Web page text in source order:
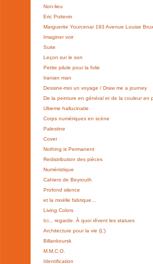
Non-lieu
Eric Poitevin
Marguerite Yourcenar 193 Avenue Louise
Imaginer voir
Suite
Leçon sur le son
Petite pilule pour la folie
Iranian man
Dessine-moi un voyage / Draw me a journey
De la peinture en général et de la couleur en
Ultieme hallucinatie
Corps numériques en scène
Palestine
Cover
Nothing is Permanent
Redistribution des pièces
Numéristique
Cahiers de Beyrouth
Profond silence
et la moëlle fabrique...
Living Colors
Ici... regarde. À quoi rêvent les statues
Architecture pour la vie (L’)
Billankoursk
M.M.C.O.
Identification